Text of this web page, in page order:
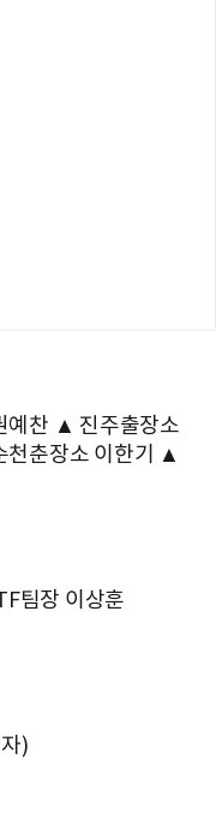
예찬 ▲ 진주출장소
춘장소 이한기 ▲
팀장 이상훈
)